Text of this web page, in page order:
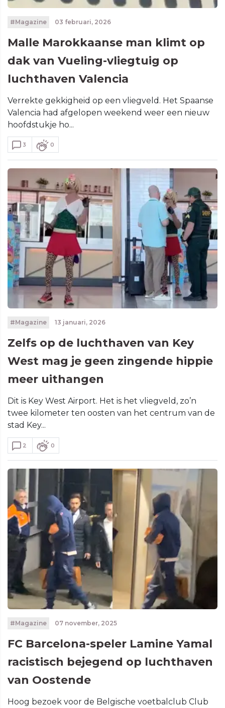
#Magazine 03 februari, 2026
Malle Marokkaanse man klimt op
dak van Vueling-vliegtuig op
luchthaven Valencia
Verrekte gekkigheid op een vliegveld. Het Spaanse
Valencia had afgelopen weekend weer een nieuw
hoofdstukje ho...
3 0
#Magazine 13 januari, 2026
Zelfs op de luchthaven van Key
West mag je geen zingende hippie
meer uithangen
Dit is Key West Airport. Het is het vliegveld, zo’n
twee kilometer ten oosten van het centrum van de
stad Key...
2 0
#Magazine 07 november, 2025
FC Barcelona-speler Lamine Yamal
racistisch bejegend op luchthaven
van Oostende
Hoog bezoek voor de Belgische voetbalclub Club